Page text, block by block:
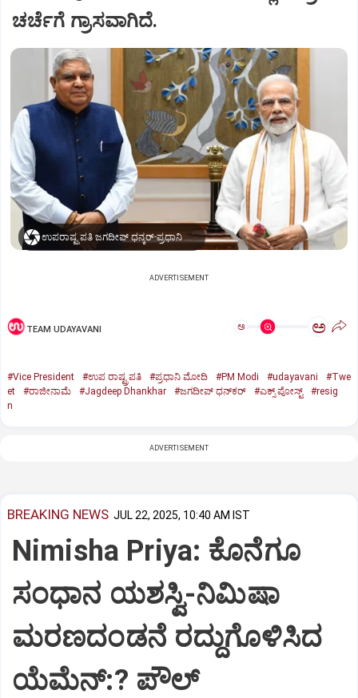
ಚರ್ಚೆಗೆ ಗ್ರಾಸವಾಗಿದೆ.
ಉಪರಾಷ್ಟ್ರಪತಿ ಜಗದೀಪ್‌ ಧನ್ಕರ್-ಪ್ರಧಾನಿ ಮೋದಿ
ADVERTISEMENT
TEAM UDAYAVANI ಅ ಅ
#Vice President #ಉಪ ರಾಷ್ಟ್ರಪತಿ #ಪ್ರಧಾನಿ ಮೋದಿ #PM Modi #udayavani
#Twe
et
#ರಾಜೀನಾಮೆ #Jagdeep Dhankhar #ಜಗದೀಪ್‌ ಧನ್‌ಕರ್‌ #ಎಕ್ಸ್‌ ಪೋಸ್ಟ್
#resig
n
ADVERTISEMENT
BREAKING NEWS JUL 22, 2025, 10:40 AM IST
Nimisha Priya: ಕೊನೆಗೂ
ಸಂಧಾನ ಯಶಸ್ವಿ-ನಿಮಿಷಾ
ಮರಣದಂಡನೆ ರದ್ದುಗೊಳಿಸಿದ
ಯೆಮೆನ್:? ಪೌಲ್